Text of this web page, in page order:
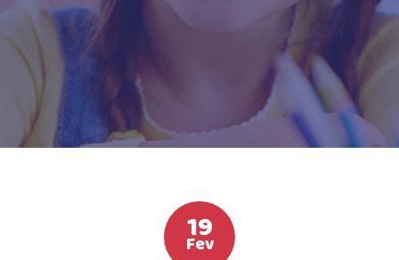
COLÉGIO MURIALDO
BIBLIOTECA
PROGRAMA BILÍNGUE
LISTA DE MATERIAIS 19
Fev